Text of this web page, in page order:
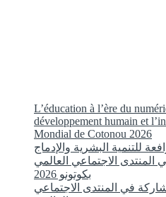
L’éducation à l’ère du
développement humain et
Mondial de Cotonou 2026
للتنمية البشرية والإدماج
المنتدى الاجتماعي العالمي
بكوتونو 2026
في المنتدى الاجتماعي